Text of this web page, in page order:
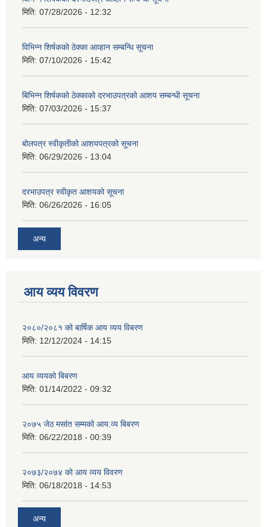
मिति: 07/28/2026 - 12:32
विभिन्न शिर्षकको ठेक्का आव्हान सम्बन्धि सूचना
मिति: 07/10/2026 - 15:42
बिभिन्‍न शिर्षकको ठेक्काको दरभाउपत्रको आशय सम्बन्धी सूचना
मिति: 07/03/2026 - 15:37
बोलपत्र स्वीकृतीको आशयपत्रको सूचना
मिति: 06/29/2026 - 13:04
दरभाउपत्र स्वीकृत आशयको सूचना
मिति: 06/26/2026 - 16:05
अन्य
आय व्यय विवरण
२०८०/२०८१ को बार्षिक आय व्यय विबरण
मिति: 12/12/2024 - 14:15
आय व्ययको बिबरण
मिति: 01/14/2022 - 09:32
२०७५ जेठ मसांत सम्मको आय.व्य बिबरण
मिति: 06/22/2018 - 00:39
२०७३/२०७४ को आय व्यय विवरण
मिति: 06/18/2018 - 14:53
अन्य